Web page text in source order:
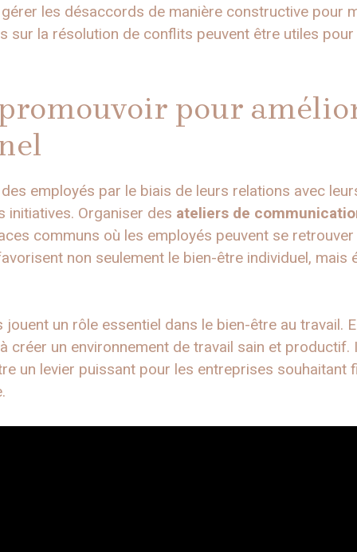
les désaccords de manière constructive pour
sur la résolution de conflits peuvent être utiles
pour
employés par le biais de leurs relations avec
initiatives. Organiser des ateliers de
communs où les employés peuvent se
non seulement le bien-être individuel, mais
un rôle essentiel dans le bien-être au travail.
créer un environnement de travail sain et
un levier puissant pour les entreprises souhaitant